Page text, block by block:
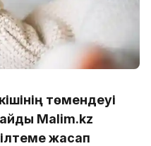
төмендеуі
Malim.kz
жасап